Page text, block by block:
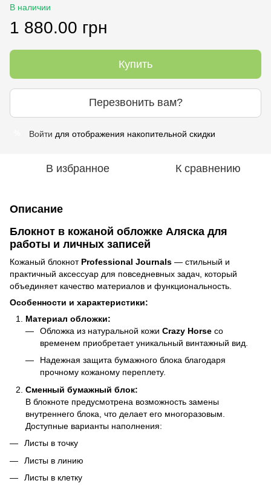
В наличии
1 880.00 грн
Купить
Перезвонить вам?
Войти для отображения накопительной скидки
В избранное К сравнению
Описание
Блокнот в кожаной обложке Аляска для
работы и личных записей
Кожаный блокнот Professional Journals — стильный и
практичный аксессуар для повседневных задач, который
объединяет качество материалов и функциональность.
Особенности и характеристики:
Материал обложки:
Обложка из натуральной кожи Crazy Horse со
временем приобретает уникальный винтажный вид.
Надежная защита бумажного блока благодаря
прочному кожаному переплету.
Сменный бумажный блок:
В блокноте предусмотрена возможность замены
внутреннего блока, что делает его многоразовым.
Доступные варианты наполнения:
Листы в точку
Листы в линию
Листы в клетку